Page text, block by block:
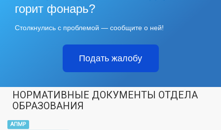
горит фонарь?
Столкнулись с проблемой — сообщите о ней!
Подать жалобу
НОРМАТИВНЫЕ ДОКУМЕНТЫ ОТДЕЛА
ОБРАЗОВАНИЯ
АПМР